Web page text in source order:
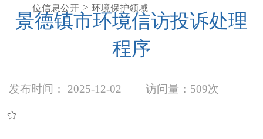
位信息公开> 环境保护领域
景德镇市环境信访投诉处理
程序
发布时间： 2025-12-02 访问量： 509次